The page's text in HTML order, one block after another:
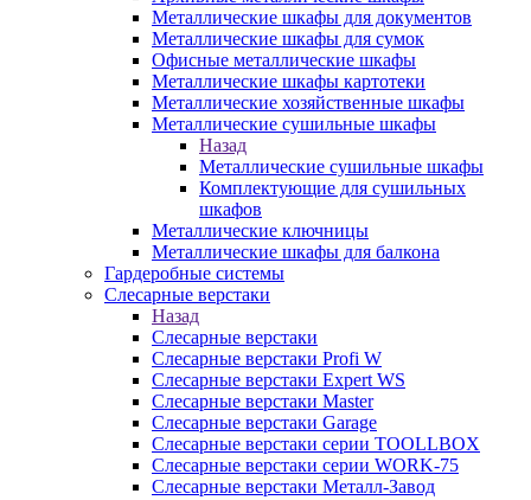
Металлические шкафы для документов
Металлические шкафы для сумок
Офисные металлические шкафы
Металлические шкафы картотеки
Металлические хозяйственные шкафы
Металлические сушильные шкафы
Назад
Металлические сушильные шкафы
Комплектующие для сушильных
шкафов
Металлические ключницы
Металлические шкафы для балкона
Гардеробные системы
Слесарные верстаки
Назад
Слесарные верстаки
Слесарные верстаки Profi W
Слесарные верстаки Expert WS
Слесарные верстаки Master
Слесарные верстаки Garage
Слесарные верстаки серии TOOLLBOX
Слесарные верстаки серии WORK-75
Слесарные верстаки Металл-Завод